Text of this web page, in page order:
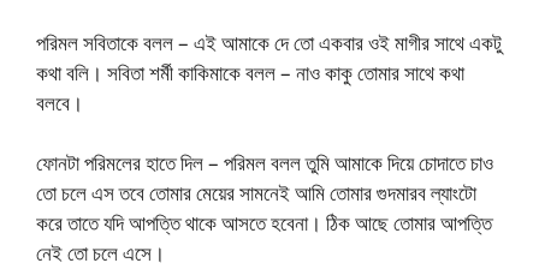
পরিমল সবিতাকে বলল – এই আমাকে দে তো একবার ওই মাগীর সাথে একটু
কথা বলি। সবিতা শর্মী কাকিমাকে বলল – নাও কাকু তোমার সাথে কথা
বলবে।
ফোনটা পরিমলের হাতে দিল – পরিমল বলল তুমি আমাকে দিয়ে চোদাতে চাও
তো চলে এস তবে তোমার মেয়ের সামনেই আমি তোমার গুদমারব ল্যাংটো
করে তাতে যদি আপত্তি থাকে আসতে হবেনা। ঠিক আছে তোমার আপত্তি
নেই তো চলে এসে।